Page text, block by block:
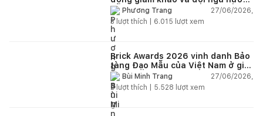
dẫn giàu kinh nghiệm quốc tế
Phương Trang
27/06/2026,
3lượt thích | 6.015 lượt xem
Brick Awards 2026 vinh danh Bảo
tàng Đạo Mẫu của Việt Nam ở giải
cao nhất
Bùi Minh Trang
27/06/2026,
2lượt thích | 5.528 lượt xem